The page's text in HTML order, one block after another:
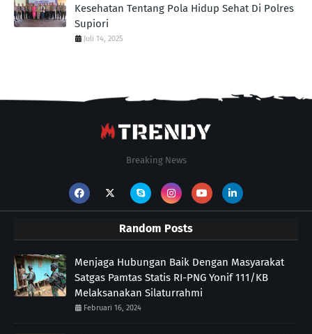
Kesehatan Tentang Pola Hidup Sehat Di Polres
Supiori
Juli 14, 2025
Breaking News
Random Posts
Menjaga Hubungan Baik Dengan Masyarakat
Satgas Pamtas Statis RI-PNG Yonif 111/KB
Melaksanakan Silaturrahmi
Februari 16, 2024